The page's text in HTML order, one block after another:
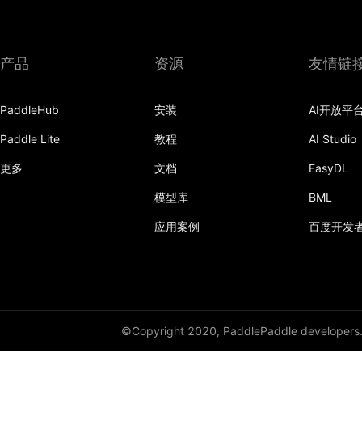
产品
PaddleHub
Paddle Lite
更多
资源
安装
教程
文档
模型库
应用案例
友情链
AI开放平
AI Studio
EasyDL
BML
百度开发
©Copyright 2020, PaddlePaddle developers.